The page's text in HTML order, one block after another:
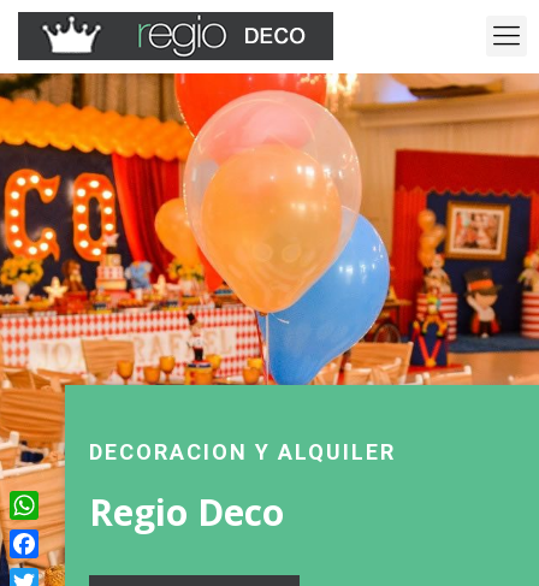
DECORACION Y ALQUILER
Regio Deco
WhatsApp
Facebook